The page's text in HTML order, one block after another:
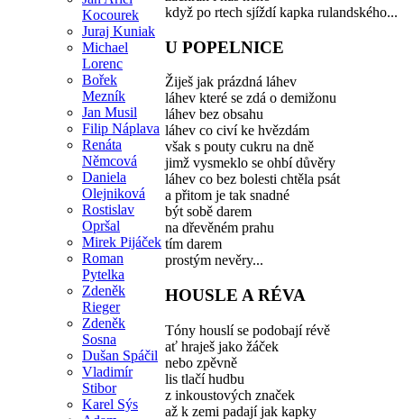
Kocourek
Juraj Kuniak
Michael
Lorenc
Bořek
Mezník
Jan Musil
Filip Náplava
Renáta
Němcová
Daniela
Olejniková
Rostislav
Opršal
Mirek Pijáček
Roman
Pytelka
Zdeněk
Rieger
Zdeněk
Sosna
Dušan Spáčil
Vladimír
Stibor
Karel Sýs
když po rtech sjíždí kapka rulandského...
U POPELNICE
Žiješ jak prázdná láhev
láhev které se zdá o demižonu
láhev bez obsahu
láhev co civí ke hvězdám
však s pouty cukru na dně
jimž vysmeklo se ohbí důvěry
láhev co bez bolesti chtěla psát
a přitom je tak snadné
být sobě darem
na dřevěném prahu
tím darem
prostým nevěry...
HOUSLE A RÉVA
Tóny houslí se podobají révě
ať hraješ jako žáček
nebo zpěvně
lis tlačí hudbu
z inkoustových značek
až k zemi padají jak kapky